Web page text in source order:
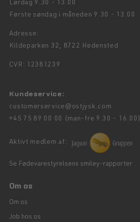
Lørdag 9.30 - 13.00
Første søndag i måneden 9.30 - 13.00
Adresse:
Kildeparken 32, 8722 Hedensted
CVR: 12381239
Kundeservice:
customerservice@ostjysk.com
+45 75 89 00 00 (man-fre 9.30 - 16.00)
Aktivt medlem af:
Se Fødevarestyrelsens smiley-rapporter
Om os
Om os
Job hos os